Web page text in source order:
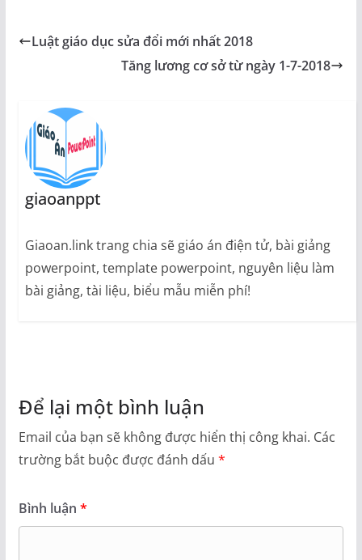
Luật giáo dục sửa đổi mới nhất 2018
Tăng lương cơ sở từ ngày 1-7-2018
giaoanppt
Giaoan.link trang chia sẽ giáo án điện tử, bài giảng
powerpoint, template powerpoint, nguyên liệu làm
bài giảng, tài liệu, biểu mẫu miễn phí!
Để lại một bình luận
Email của bạn sẽ không được hiển thị công khai. Các
trường bắt buộc được đánh dấu *
Bình luận *